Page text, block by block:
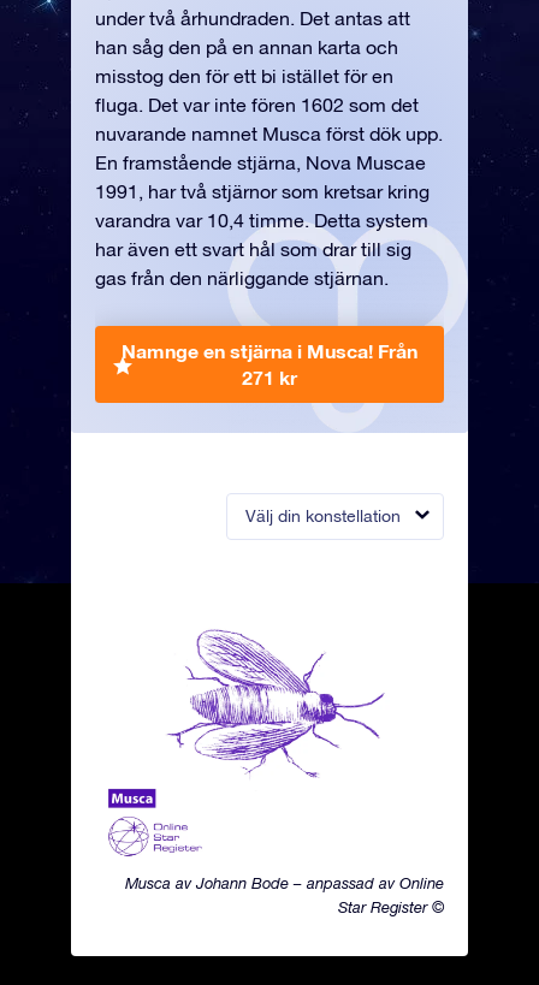
Välj din konstellation
Musca av Johann Bode – anpassad av Online
Star Register ©
under två århundraden. Det antas att
han såg den på en annan karta och
misstog den för ett bi istället för en
fluga. Det var inte fören 1602 som det
nuvarande namnet Musca först dök upp.
En framstående stjärna, Nova Muscae
1991, har två stjärnor som kretsar kring
varandra var 10,4 timme. Detta system
har även ett svart hål som drar till sig
gas från den närliggande stjärnan.
Namnge en stjärna i Musca! Från
271 kr